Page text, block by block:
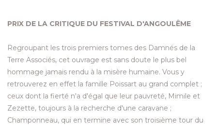
PRIX DE LA CRITIQUE DU FESTIVAL D'ANGOULÊME
Regroupant les trois premiers tomes des Damnés de la
Terre Associés, cet ouvrage est sans doute le plus bel
hommage jamais rendu à la misère humaine. Vous y
retrouverez en effet la famille Poissart au grand complet ;
ceux dont la fierté n'a d'égal que leur pauvreté, Mimile et
Zezette, toujours à la recherche d'une caravane ;
Champonneau, qui en termine avec son troisième tour du